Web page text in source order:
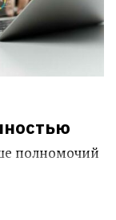
полномочий